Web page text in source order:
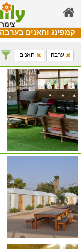
קמפינג וחאנים בערבה
ערבה חאנים